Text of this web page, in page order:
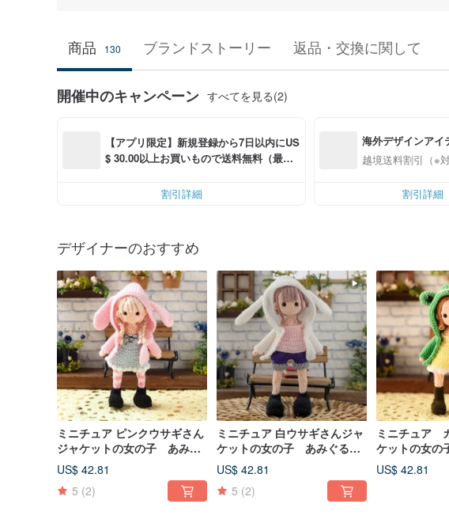
商品 130 ブランドストーリー 返品・交換に関して
開催中のキャンペーン すべてを見る(2)
【アプリ限定】新規登録から7日以内にUS
$ 30.00以上お買いもので送料無料（最大U
割引詳細
海外デザインアイ
越境送料割引（※
割引詳細
デザイナーのおすすめ
ミニチュア ピンクウサギさん
ジャケットの女の子 あみぐ
るみ【受注生産】
US$ 42.81
5 (2)
ミニチュア 白ウサギさんジャ
ケットの女の子 あみぐるみ
【受注生産】
US$ 42.81
5 (2)
ミニチュア
ケットの女
【受注生産】
US$ 42.81